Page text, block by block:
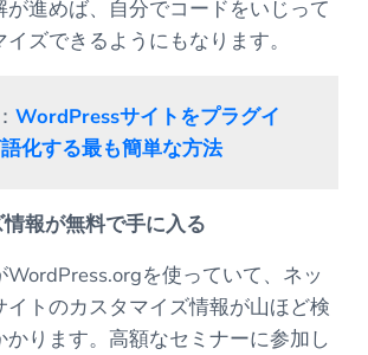
が進めば、自分でコードをいじって
ズできるようにもなります。
WordPressサイトをプラグイ
化する最も簡単な方法
報が無料で手に入る
を使っていて、ネッ
イトのカスタマイズ情報が山ほど検
ります。高額なセミナーに参加し